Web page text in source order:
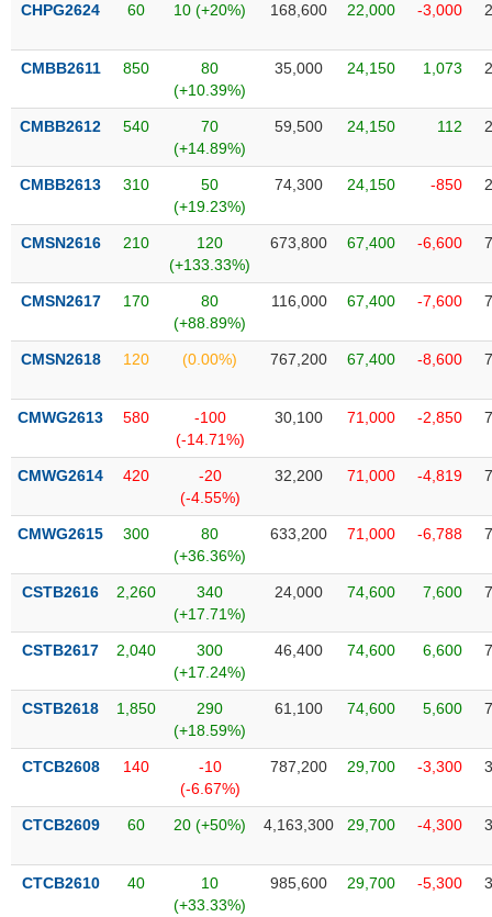
CHPG2624 60 10 (+20%) 168,600 22,000 -3,000
CMBB2611 850
80
(+10.39%)
35,000 24,150 1,073
CMBB2612 540
70
(+14.89%)
59,500 24,150 112
CMBB2613 310
50
(+19.23%)
74,300 24,150 -850
CMSN2616 210
120
(+133.33%)
673,800 67,400 -6,600
CMSN2617 170
80
(+88.89%)
116,000 67,400 -7,600
CMSN2618 120 (0.00%) 767,200 67,400 -8,600
CMWG2613 580
-100
(-14.71%)
30,100 71,000 -2,850
CMWG2614 420
-20
(-4.55%)
32,200 71,000 -4,819
CMWG2615 300
80
(+36.36%)
633,200 71,000 -6,788
CSTB2616 2,260
340
(+17.71%)
24,000 74,600 7,600
CSTB2617 2,040
300
(+17.24%)
46,400 74,600 6,600
CSTB2618 1,850
290
(+18.59%)
61,100 74,600 5,600
CTCB2608 140
-10
(-6.67%)
787,200 29,700 -3,300
CTCB2609 60 20 (+50%) 4,163,300 29,700 -4,300
CTCB2610 40
10
(+33.33%)
985,600 29,700 -5,300
TIỆN
ÍCH
BẤT
SẢN
Mã
chứng
(-)
Cổ phiếu Chỉ số
đạo
(-)
Tất cả Người nội bộ Người liên quan Cổ đông lớn
Tin
tức
của
giả
(-)